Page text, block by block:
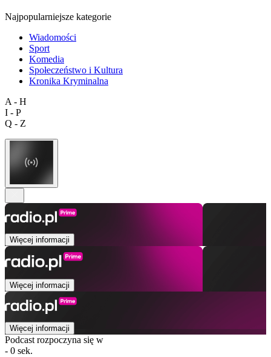
Najpopularniejsze kategorie
Wiadomości
Sport
Komedia
Społeczeństwo i Kultura
Kronika Kryminalna
A - H
I - P
Q - Z
Więcej informacji
Więcej informacji
Więcej informacji
Podcast rozpoczyna się w
- 0 sek.